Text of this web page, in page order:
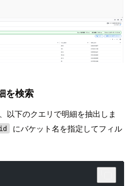
を検索
以下のクエリで明細を抽出しま
にバケット名を指定してフィル